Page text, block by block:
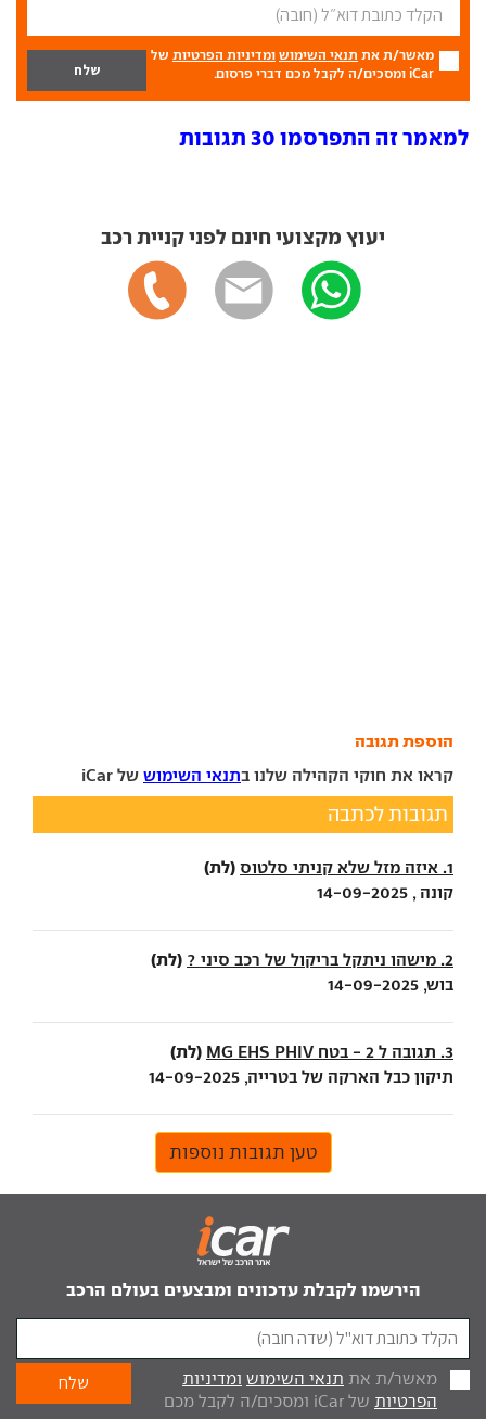
מאשר/ת את תנאי השימוש ומדיניות הפרטיות של
iCar ומסכים/ה לקבל מכם דברי פרסום.
למאמר זה התפרסמו 30 תגובות
יעוץ מקצועי חינם לפני קניית רכב
הוספת תגובה
קראו את חוקי הקהילה שלנו בתנאי השימוש של iCar
תגובות לכתבה
1. איזה מזל שלא קניתי סלטוס (לת)
קונה , 14-09-2025
2. מישהו ניתקל בריקול של רכב סיני ? (לת)
בוש, 14-09-2025
3. תגובה ל 2 - בטח MG EHS PHIV (לת)
תיקון כבל הארקה של בטרייה, 14-09-2025
טען תגובות נוספות
הירשמו לקבלת עדכונים ומבצעים בעולם הרכב
מאשר/ת את תנאי השימוש ומדיניות
הפרטיות
של iCar ומסכים/ה לקבל מכם